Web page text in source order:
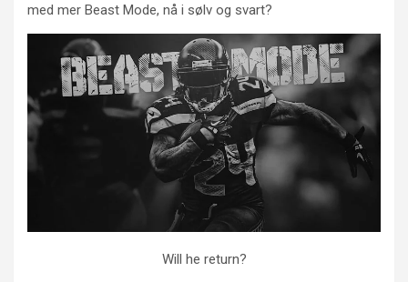
med mer Beast Mode, nå i sølv og svart?
Will he return?